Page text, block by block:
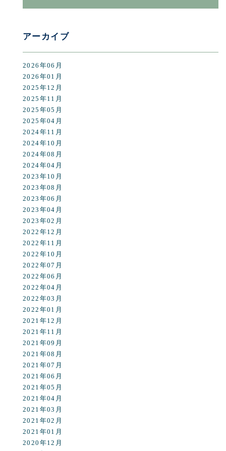
アーカイブ
2026年06月
2026年01月
2025年12月
2025年11月
2025年05月
2025年04月
2024年11月
2024年10月
2024年08月
2024年04月
2023年10月
2023年08月
2023年06月
2023年04月
2023年02月
2022年12月
2022年11月
2022年10月
2022年07月
2022年06月
2022年04月
2022年03月
2022年01月
2021年12月
2021年11月
2021年09月
2021年08月
2021年07月
2021年06月
2021年05月
2021年04月
2021年03月
2021年02月
2021年01月
2020年12月